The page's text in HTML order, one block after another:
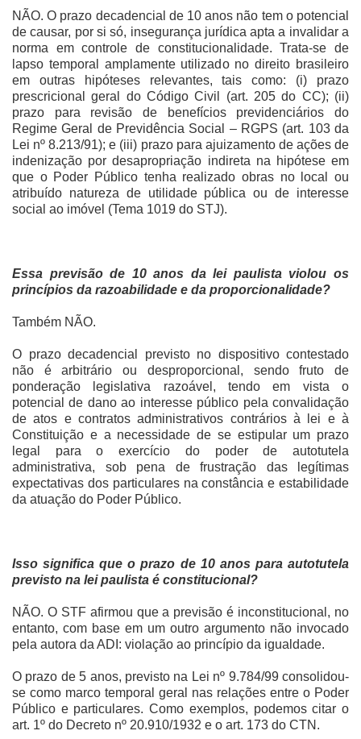
NÃO. O prazo decadencial de 10 anos não tem o potencial
de causar, por si só, insegurança jurídica apta a invalidar a
norma em controle de constitucionalidade. Trata-se de
lapso temporal amplamente utilizado no direito brasileiro
em outras hipóteses relevantes, tais como: (i) prazo
prescricional geral do Código Civil (art. 205 do CC); (ii)
prazo para revisão de benefícios previdenciários do
Regime Geral de Previdência Social – RGPS (art. 103 da
Lei nº 8.213/91); e (iii) prazo para ajuizamento de ações de
indenização por desapropriação indireta na hipótese em
que o Poder Público tenha realizado obras no local ou
atribuído natureza de utilidade pública ou de interesse
social ao imóvel (Tema 1019 do STJ).
Essa previsão de 10 anos da lei paulista violou os
princípios da razoabilidade e da proporcionalidade?
Também NÃO.
O prazo decadencial previsto no dispositivo contestado
não é arbitrário ou desproporcional, sendo fruto de
ponderação legislativa razoável, tendo em vista o
potencial de dano ao interesse público pela convalidação
de atos e contratos administrativos contrários à lei e à
Constituição e a necessidade de se estipular um prazo
legal para o exercício do poder de autotutela
administrativa, sob pena de frustração das legítimas
expectativas dos particulares na constância e estabilidade
da atuação do Poder Público.
Isso significa que o prazo de 10 anos para autotutela
previsto na lei paulista é constitucional?
NÃO. O STF afirmou que a previsão é inconstitucional, no
entanto, com base em um outro argumento não invocado
pela autora da ADI: violação ao princípio da igualdade.
O prazo de 5 anos, previsto na Lei nº 9.784/99 consolidou-
se como marco temporal geral nas relações entre o Poder
Público e particulares. Como exemplos, podemos citar o
art. 1º do Decreto nº 20.910/1932 e o art. 173 do CTN.